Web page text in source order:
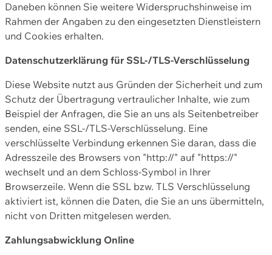
Daneben können Sie weitere Widerspruchshinweise im
Rahmen der Angaben zu den eingesetzten Dienstleistern
und Cookies erhalten.
Datenschutzerklärung für SSL-/TLS-Verschlüsselung
Diese Website nutzt aus Gründen der Sicherheit und zum
Schutz der Übertragung vertraulicher Inhalte, wie zum
Beispiel der Anfragen, die Sie an uns als Seitenbetreiber
senden, eine SSL-/TLS-Verschlüsselung. Eine
verschlüsselte Verbindung erkennen Sie daran, dass die
Adresszeile des Browsers von "http://" auf "https://"
wechselt und an dem Schloss-Symbol in Ihrer
Browserzeile. Wenn die SSL bzw. TLS Verschlüsselung
aktiviert ist, können die Daten, die Sie an uns übermitteln,
nicht von Dritten mitgelesen werden.
Zahlungsabwicklung Online